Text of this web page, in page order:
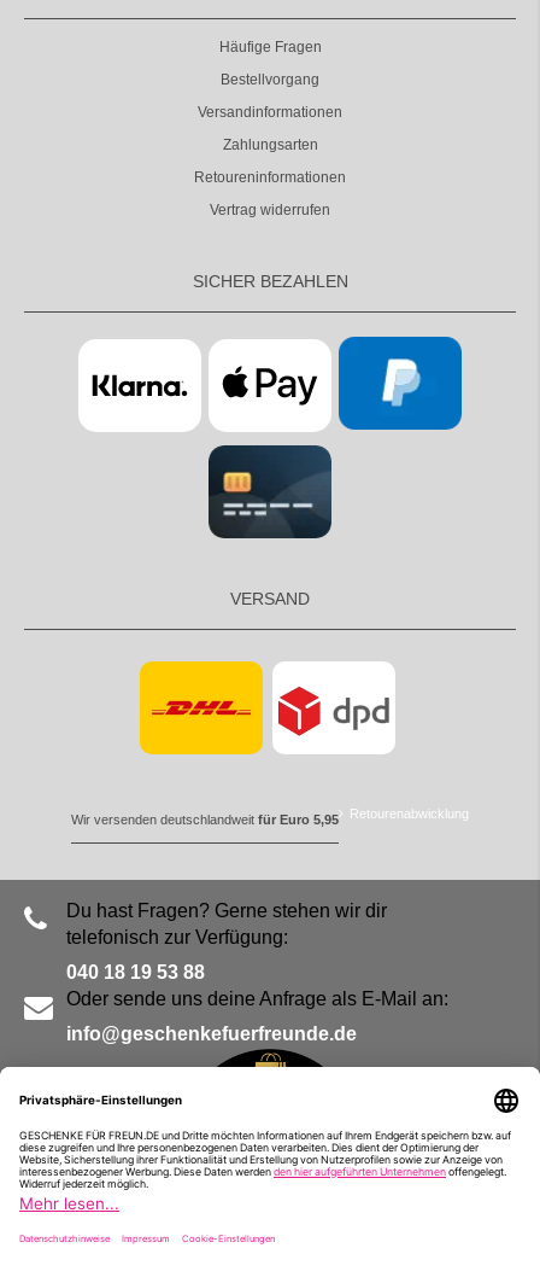
Häufige Fragen
Bestellvorgang
Versandinformationen
Zahlungsarten
Retoureninformationen
Vertrag widerrufen
SICHER BEZAHLEN
VERSAND
Wir versenden deutschlandweit für Euro 5,95 Retourenabwicklung
Du hast Fragen? Gerne stehen wir dir
telefonisch zur Verfügung:
040 18 19 53 88
Oder sende uns deine Anfrage als E-Mail an:
info@geschenkefuerfreunde.de